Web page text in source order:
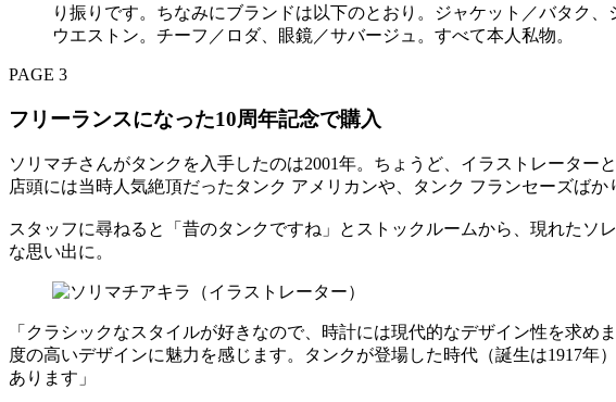
り振りです。ちなみにブランドは以下のとおり。ジャケット／バタク
ウエストン。チーフ／ロダ、眼鏡／サバージュ。すべて本人私物。
PAGE 3
フリーランスになった10周年記念で購入
ソリマチさんがタンクを入手したのは2001年。ちょうど、イラストレーター
店頭には当時人気絶頂だったタンク アメリカンや、タンク フランセーズば
スタッフに尋ねると「昔のタンクですね」とストックルームから、現れた
な思い出に。
「クラシックなスタイルが好きなので、時計には現代的なデザイン性を求
度の高いデザインに魅力を感じます。タンクが登場した時代（誕生は1917
あります」